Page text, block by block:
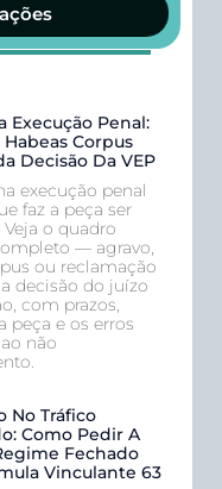
Execução Penal:
Corpus
Decisão Da VEP
execução penal
faz a peça ser
o quadro
— agravo,
ou reclamação
decisão do juízo
com prazos,
peça e os erros
não
No Tráfico
Como Pedir A
Fechado
Vinculante 63